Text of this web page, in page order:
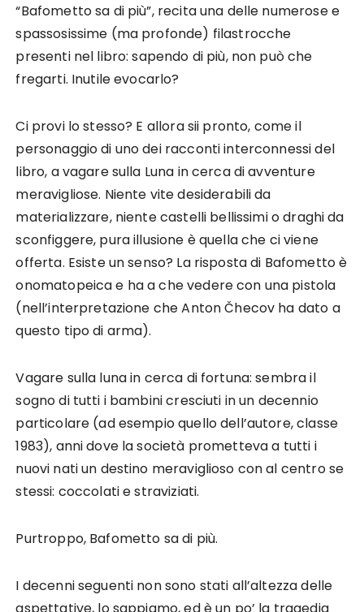
“Bafometto sa di più”, recita una delle numerose e
spassosissime (ma profonde) filastrocche
presenti nel libro: sapendo di più, non può che
fregarti. Inutile evocarlo?
Ci provi lo stesso? E allora sii pronto, come il
personaggio di uno dei racconti interconnessi del
libro, a vagare sulla Luna in cerca di avventure
meravigliose. Niente vite desiderabili da
materializzare, niente castelli bellissimi o draghi da
sconfiggere, pura illusione è quella che ci viene
offerta. Esiste un senso? La risposta di Bafometto è
onomatopeica e ha a che vedere con una pistola
(nell’interpretazione che Anton Čhecov ha dato a
questo tipo di arma).
Vagare sulla luna in cerca di fortuna: sembra il
sogno di tutti i bambini cresciuti in un decennio
particolare (ad esempio quello dell’autore, classe
1983), anni dove la società prometteva a tutti i
nuovi nati un destino meraviglioso con al centro se
stessi: coccolati e straviziati.
Purtroppo, Bafometto sa di più.
I decenni seguenti non sono stati all’altezza delle